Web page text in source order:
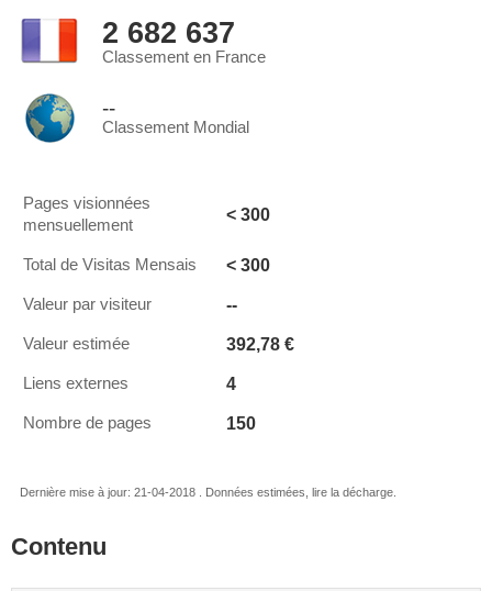
2 682 637
Classement en France
--
Classement Mondial
Pages visionnées
mensuellement
< 300
Total de Visitas Mensais < 300
Valeur par visiteur --
Valeur estimée 392,78 €
Liens externes 4
Nombre de pages 150
Dernière mise à jour: 21-04-2018 . Données estimées, lire la décharge.
Contenu